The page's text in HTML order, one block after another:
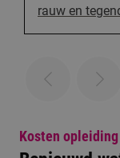
rauw en tegendraads
Zwijsenplein
design,
morgen.
Kosten opleiding